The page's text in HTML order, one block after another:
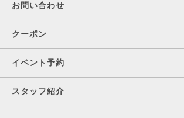
お問い合わせ
クーポン
イベント予約
スタッフ紹介